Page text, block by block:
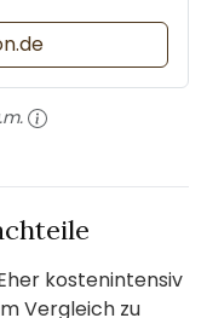
kostenintensiv
Vergleich zu